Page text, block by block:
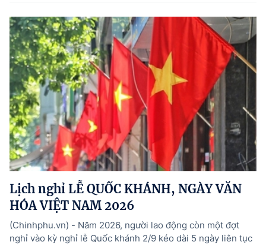
Lịch nghỉ LỄ QUỐC KHÁNH, NGÀY VĂN
HÓA VIỆT NAM 2026
(Chinhphu.vn) - Năm 2026, người lao động còn một đợt
nghỉ vào kỳ nghỉ lễ Quốc khánh 2/9 kéo dài 5 ngày liên tục